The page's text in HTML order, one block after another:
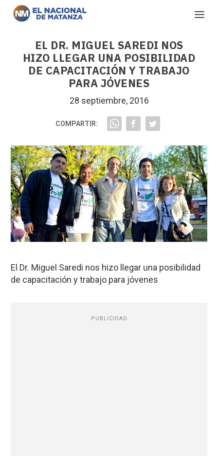
EL DR. MIGUEL SAREDI NOS
HIZO LLEGAR UNA POSIBILIDAD
DE CAPACITACIÓN Y TRABAJO
PARA JÓVENES
28 septiembre, 2016
COMPARTIR:
El Dr. Miguel Saredi nos hizo llegar una posibilidad
de capacitación y trabajo para jóvenes
PUBLICIDAD